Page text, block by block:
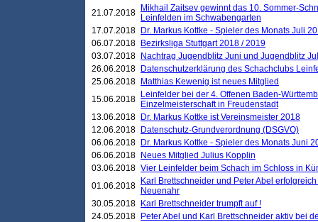
21.07.2018
Mikhail Zaitsev gewinnt das 10. Sommer-
Leinfelden im Schwabengarten
17.07.2018
Dr. Markus Kottke - Spieler des Monats Juli
06.07.2018
Bezirksliga Stuttgart 2018 / 2019
03.07.2018
Nachtrag Jugendblitz Juni und Jugendblitz
26.06.2018
Datenschutzerklärung des Schachclubs
25.06.2018
Matthias Kewenig ist neues Mitglied
15.06.2018
Leinfelder bei der 4. Offenen Baden-
Einzelmeisterschaft in Freudenstadt
13.06.2018
Dr. Markus Kottke ist Vereinsmeister 2018
12.06.2018
Datenschutz-Grundverordnung (DSGVO)
06.06.2018
Dr. Markus Kottke - Spieler des Monats Juni
06.06.2018
Neues Mitglied Julius Kopplin
03.06.2018 Vier Leinfelder beim Schach im Schloss in
01.06.2018
Karl Brettschneider und Peter Abel
Neuenahr
30.05.2018
Karl Brettschneider trumpft auf !
24.05.2018
Peter Abel und Karl Brettschneider aktiv bei